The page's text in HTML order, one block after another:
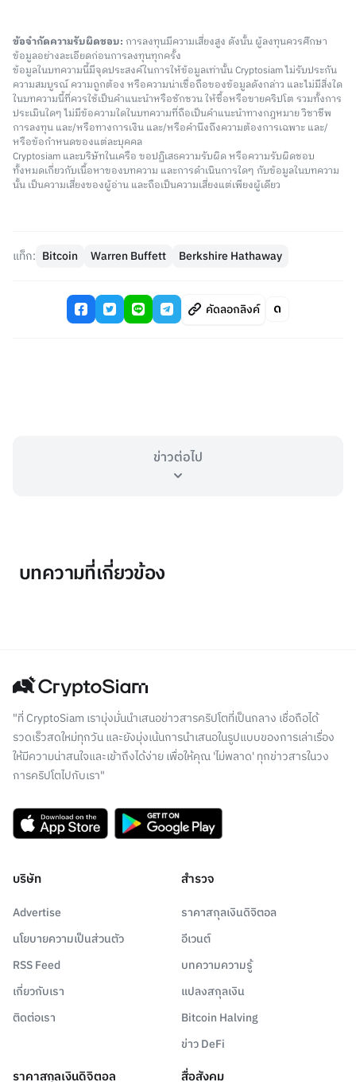
ข้อจำกัดความรับผิดชอบ: การลงทุนมีความเสี่ยงสูง ดังนั้น ผู้ลงทุนควรศึกษา
ข้อมูลอย่างละเอียดก่อนการลงทุนทุกครั้ง
ข้อมูลในบทความนี้มีจุดประสงค์ในการให้ข้อมูลเท่านั้น Cryptosiam ไม่รับประกัน
ความสมบูรณ์ ความถูกต้อง หรือความน่าเชื่อถือของข้อมูลดังกล่าว และไม่มีสิ่งใด
ในบทความนี้ที่ควรใช้เป็นคำแนะนำหรือชักชวน ให้ซื้อหรือขายคริปโต รวมทั้งการ
ประเมินใดๆ ไม่มีข้อความใดในบทความที่ถือเป็นคำแนะนำทางกฎหมาย วิชาชีพ
การลงทุน และ/หรือทางการเงิน และ/หรือคำนึงถึงความต้องการเฉพาะ และ/
หรือข้อกำหนดของแต่ละบุคคล
Cryptosiam และบริษัทในเครือ ขอปฏิเสธความรับผิด หรือความรับผิดชอบ
ทั้งหมดเกี่ยวกับเนื้อหาของบทความ และการดำเนินการใดๆ กับข้อมูลในบทความ
นั้น เป็นความเสี่ยงของผู้อ่าน และถือเป็นความเสี่ยงแต่เพียงผู้เดียว
แท็ก: Bitcoin Warren Buffett Berkshire Hathaway
คัดลอกลิงค์
ข่าวต่อไป
บทความที่เกี่ยวข้อง
"ที่ CryptoSiam เรามุ่งมั่นนำเสนอข่าวสารคริปโตที่เป็นกลาง เชื่อถือได้
รวดเร็วสดใหม่ทุกวัน และยังมุ่งเน้นการนำเสนอในรูปแบบของการเล่าเรื่อง
ให้มีความน่าสนใจและเข้าถึงได้ง่าย เพื่อให้คุณ 'ไม่พลาด' ทุกข่าวสารในวง
การคริปโตไปกับเรา"
บริษัท
Advertise
นโยบายความเป็นส่วนตัว
RSS Feed
เกี่ยวกับเรา
ติดต่อเรา
สำรวจ
ราคาสกุลเงินดิจิตอล
อีเวนต์
บทความความรู้
แปลงสกุลเงิน
Bitcoin Halving
ข่าว DeFi
ราคาสกุลเงินดิจิตอล สื่อสังคม